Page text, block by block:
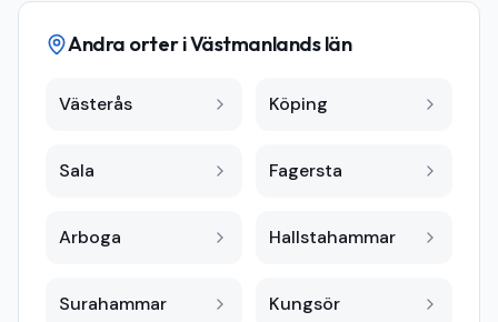
Andra orter iVästmanlands län
Västerås Köping
Sala Fagersta
Arboga Hallstahammar
Surahammar Kungsör